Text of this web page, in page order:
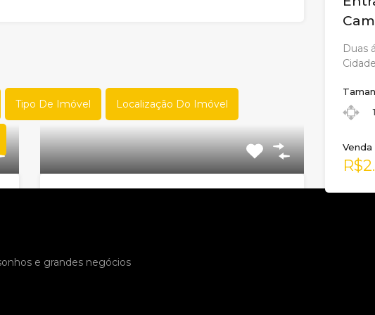
Tipo De Imóvel Localização Do Imóvel
Código do Imóvel:
Duas
Venda
e grandes negócios